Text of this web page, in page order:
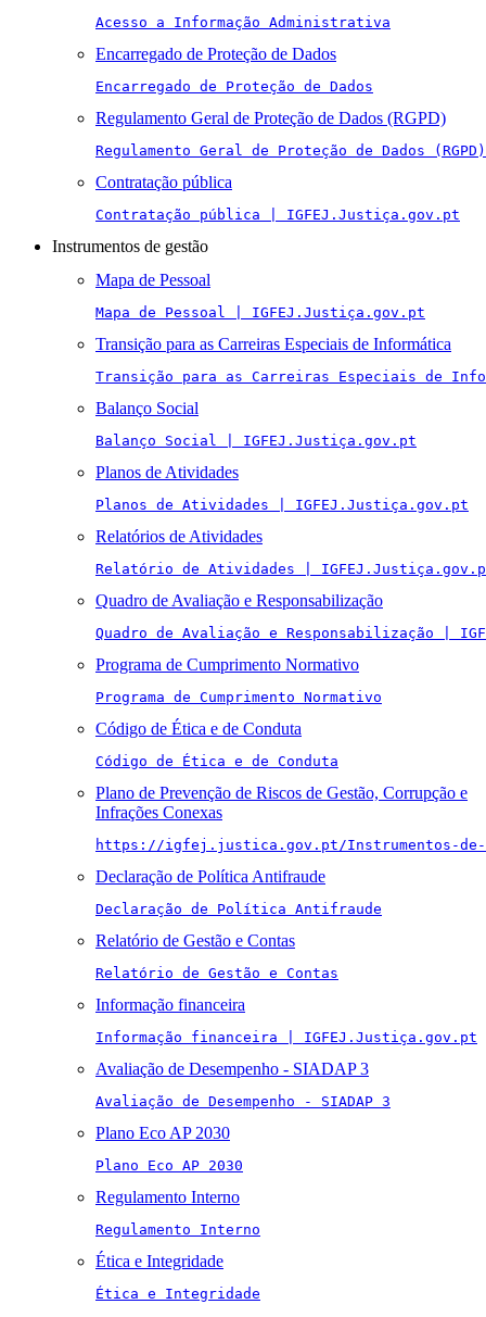
Acesso a Informação Administrativa
Encarregado de Proteção de Dados
Encarregado de Proteção de Dados
Regulamento Geral de Proteção de Dados (RGPD)
Regulamento Geral de Proteção de Dados (RGPD)
Contratação pública
Contratação pública | IGFEJ.Justiça.gov.pt
Instrumentos de gestão
Mapa de Pessoal
Mapa de Pessoal | IGFEJ.Justiça.gov.pt
Transição para as Carreiras Especiais de Informática
Transição para as Carreiras Especiais de
Balanço Social
Balanço Social | IGFEJ.Justiça.gov.pt
Planos de Atividades
Planos de Atividades | IGFEJ.Justiça.gov.pt
Relatórios de Atividades
Relatório de Atividades |
Quadro de Avaliação e Responsabilização
Quadro de Avaliação e Responsabilização |
Programa de Cumprimento Normativo
Programa de Cumprimento Normativo
Código de Ética e de Conduta
Código de Ética e de Conduta
Plano de Prevenção de Riscos de Gestão, Corrupção e
Infrações Conexas
https://igfej.justica.gov.pt/Instrumentos-de-
Declaração de Política Antifraude
Declaração de Política Antifraude
Relatório de Gestão e Contas
Relatório de Gestão e Contas
Informação financeira
Informação financeira | IGFEJ.Justiça.gov.pt
Avaliação de Desempenho - SIADAP 3
Avaliação de Desempenho - SIADAP 3
Plano Eco AP 2030
Plano Eco AP 2030
Regulamento Interno
Regulamento Interno
Ética e Integridade
Ética e Integridade